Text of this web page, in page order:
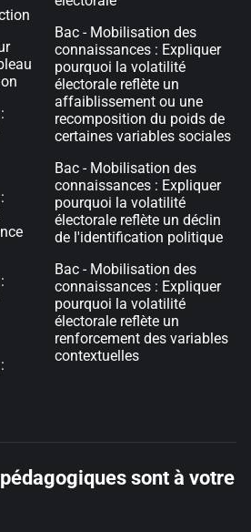
Bac - Mobilisation des
connaissances : Expliquer
pourquoi la volatilité
électorale reflète un
affaiblissement ou une
recomposition du poids de
certaines variables sociales
Bac - Mobilisation des
connaissances : Expliquer
pourquoi la volatilité
électorale reflète un déclin
de l'identification politique
Bac - Mobilisation des
connaissances : Expliquer
pourquoi la volatilité
électorale reflète un
renforcement des variables
contextuelles
sont à votre